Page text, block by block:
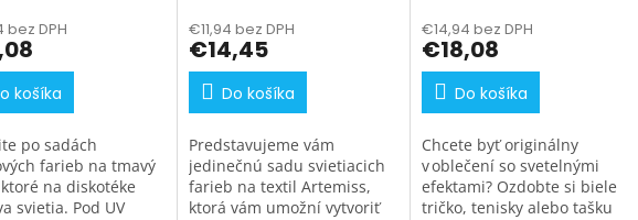
bez DPH
košíka
po sadách
farieb na tmavý
na diskotéke
svietia. Pod UV
€11,94 bez DPH
€14,45
Do košíka
Predstavujeme vám
jedinečnú sadu svietiacich
farieb na textil Artemiss,
ktorá vám umožní vytvoriť
€14,94 bez DPH
€18,08
Do košíka
Chcete byť originálny
v oblečení so svetelnými
efektami? Ozdobte si biele
tričko, tenisky alebo tašku